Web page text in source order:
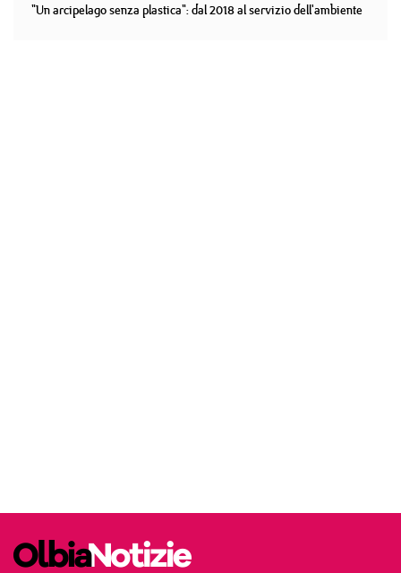
"Un arcipelago senza plastica": dal 2018 al servizio dell'ambiente